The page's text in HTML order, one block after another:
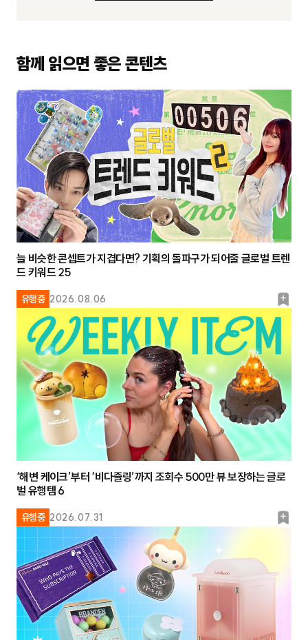
함께 읽으면 좋은 콘텐츠
유행중 2026.08.06
북
마
크
늘 비슷한 콘셉트가 지겹다면? 기획의 돌파구가 되어줄 글로벌 트렌
드 키워드 25
유행중 2026.07.31
북
마
‘해변 케이크’부터 ‘비다즐링’까지 조회수 500만 뷰 보장하는 글로
벌 유행템 6